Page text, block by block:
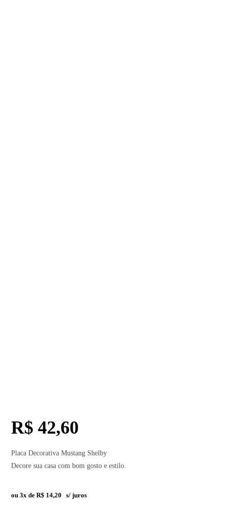
R$ 42,60
Placa Decorativa Mustang Shelby
Decore sua casa com bom gosto e estilo.
ou 3x deR$ 14,20 s/ juros